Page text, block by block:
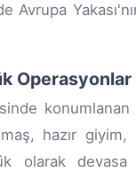
Operasyonlar
hazır
olarak